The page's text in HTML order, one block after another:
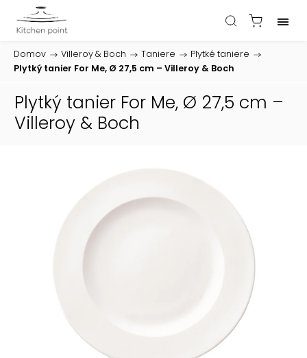
Domov / Villeroy & Boch / Taniere / Plytké taniere /
Plytký tanier For Me, Ø 27,5 cm – Villeroy & Boch
Plytký tanier For Me, Ø 27,5 cm –
Villeroy & Boch